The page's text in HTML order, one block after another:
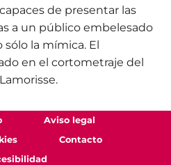
de presentar las
a un público embelesado
la mímica. El
en el cortometraje del
Aviso legal
Contacto